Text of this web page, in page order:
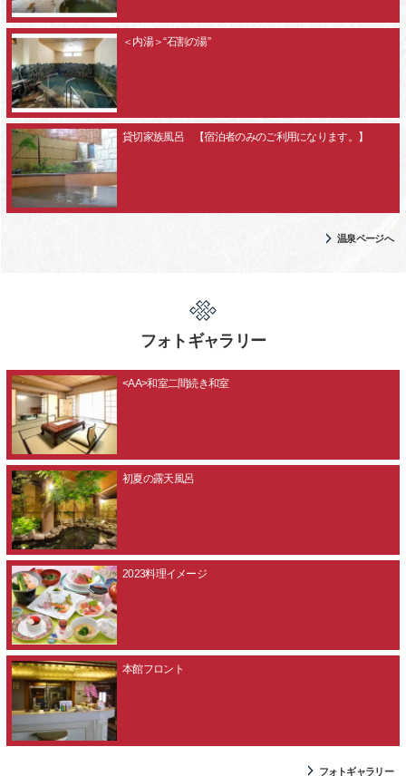
＜内湯＞“石割の湯”
貸切家族風呂 【宿泊者のみのご利用になります。】
温泉ページへ
フォトギャラリー
<AA>和室二間続き和室
初夏の露天風呂
2023料理イメージ
本館フロント
フォトギャラリー